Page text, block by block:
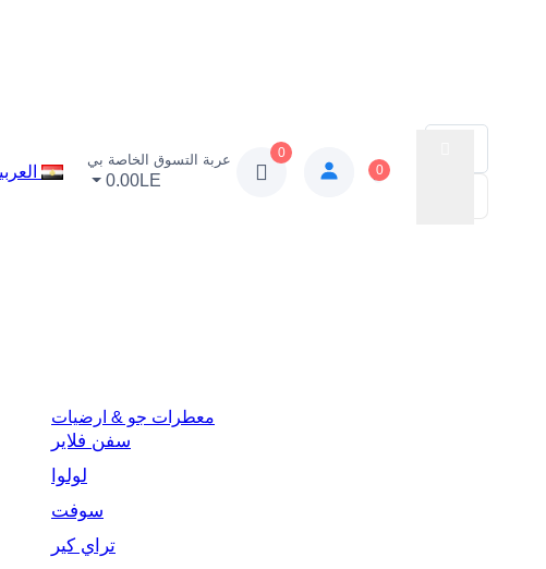
0
0 عربة التسوق الخاصة بي
0.00LE
معطرات جو & ارضيات
سفن فلاير
لولوا
سوفت
تراي كير